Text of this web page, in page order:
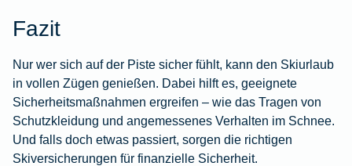
Fazit
Nur wer sich auf der Piste sicher fühlt, kann den Skiurlaub
in vollen Zügen genießen. Dabei hilft es, geeignete
Sicherheitsmaßnahmen ergreifen – wie das Tragen von
Schutzkleidung und angemessenes Verhalten im Schnee.
Und falls doch etwas passiert, sorgen die richtigen
Skiversicherungen für finanzielle Sicherheit.